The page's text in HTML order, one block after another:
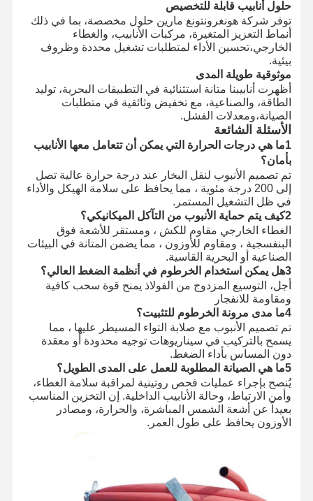
حلول أنابيب قابلة للتخصيص
توفر شركة هونغرونتونغ مارين حلول مخصصة، بما في ذلك
أنماط التعزيز المتغيرة، مركبات الأنابيب، والغطاء
الخارجي،تحسين الأداء لمتطلبات تشغيل محددة وظروف
بيئية.
موثوقية طويلة المدى
أظهرت أنابيبنا متانة استثنائية في التطبيقات البحرية، توليد
الطاقة، والصناعية، مع تخفيض وثائقية في متطلبات
الصيانة،ومعدلات الفشل.
الأسئلة الشائعة
1ما هي درجات الحرارة التي يمكن أن تتعامل معها الأنابيب
بأمان؟
تم تصميم الأنبوب لنقل البخار عند درجة حرارة عالية تصل
إلى 200 درجة مئوية ، مما يحافظ على سلامة الهيكل والأداء
في ظل التشغيل المستمر.
2كيف يتم حماية الأنبوب من التآكل الميكانيكي؟
الغطاء الخارجي مقاوم للكش ، ومستقر للأشعة فوق
البنفسجية ، ومقاوم للأوزون ، مما يضمن المتانة في البيئات
الصناعية أو البحرية القاسية.
3هل يمكن استخدام الخرطوم في أنظمة الضغط العالي؟
أجل، التوسيع المزدوج من الفولاذ يمنح قوة سحب كافية
ومقاومة للانفجار
4ما مدى مرونة الخرطوم للتثبيت؟
تم تصميم الأنبوب مع صلابة التواء المسيطر عليها ، مما
يسمح بالتركيب في سيناريوهات توجيه محدودة أو معقدة
دون المساس بأداء الضغط.
5ما هي الصيانة المطلوبة للعمل على المدى الطويل؟
يُنصح بإجراء عمليات فحص روتينية لمراقبة سلامة الغطاء،
وأمن الارتباط، وحالة الأنابيب الداخلية. إن التخزين المناسب
بعيداً عن أشعة الشمس المباشرة، والحرارة، ومصادر
الأوزون يحافظ على طول العمر.